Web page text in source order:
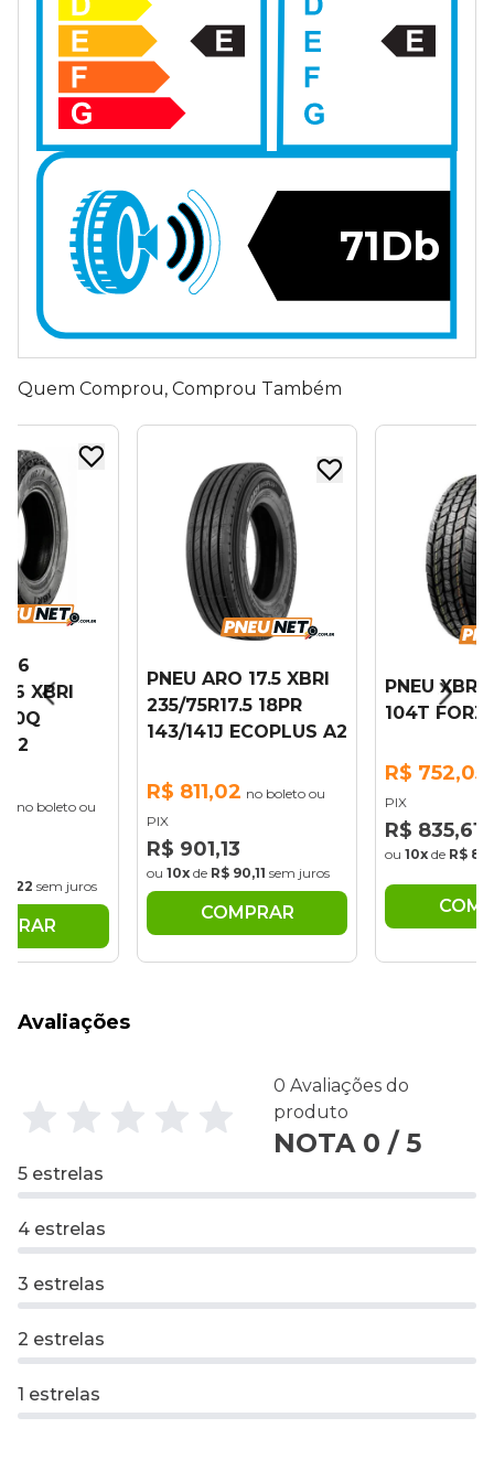
71Db
Quem Comprou, Comprou Também
16
XBRI
2
no boleto ou
sem juros
PNEU ARO 17.5 XBRI
235/75R17.5 18PR
143/141J ECOPLUS A2
R$ 811,02 no boleto ou
PIX
R$ 901,13
ou 10x de R$ 90,11 sem juros
COMPRAR
PNEU XBRI
104T
R$ 752,05
PIX
R$ 835,61
ou 10x de R$
Avaliações
0 Avaliações do
produto
NOTA 0 / 5
5 estrelas
4 estrelas
3 estrelas
2 estrelas
1 estrelas